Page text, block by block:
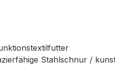
Stahlschnur /